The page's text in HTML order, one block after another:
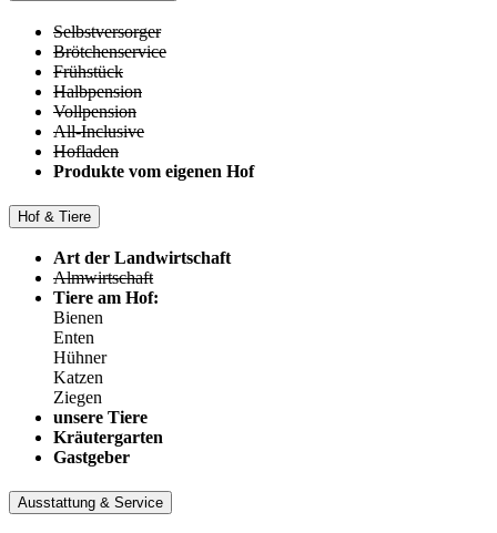
Selbstversorger
Brötchenservice
Frühstück
Halbpension
Vollpension
All-Inclusive
Hofladen
Produkte vom eigenen Hof
Hof & Tiere
Art der Landwirtschaft
Almwirtschaft
Tiere am Hof:
Bienen
Enten
Hühner
Katzen
Ziegen
unsere Tiere
Kräutergarten
Gastgeber
Ausstattung & Service